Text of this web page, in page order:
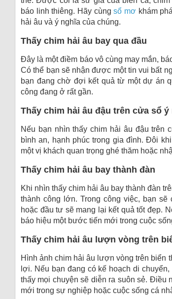
báo linh thiêng. Hãy cùngsổ mơ khám
hải âu và ý nghĩa của chúng.
Thấy chim hải âu bay qua đầu
Đây là một điềm báo vô cùng may mắn,
Có thể bạn sẽ nhận được một tin vui bất
bạn đang chờ đợi kết quả từ một dự án
công đang ở rất gần.
Thấy chim hải âu đậu trên cửa sổ ý
Nếu bạn nhìn thấy chim hải âu đậu trên
bình an, hạnh phúc trong gia đình. Đôi
một vị khách quan trọng ghé thăm hoặc
Thấy chim hải âu bay thành đàn
Khi nhìn thấy chim hải âu bay thành đàn
thành công lớn. Trong công việc, bạn
hoặc đầu tư sẽ mang lại kết quả tốt đẹp.
báo hiệu một bước tiến mới trong cuộc
Thấy chim hải âu lượn vòng trên
Hình ảnh chim hải âu lượn vòng trên
lợi. Nếu bạn đang có kế hoạch di
thấy mọi chuyện sẽ diễn ra suôn sẻ. Điều
mới trong sự nghiệp hoặc cuộc sống cá